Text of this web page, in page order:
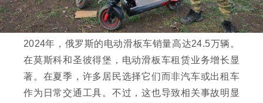
2024年，俄罗斯的电动滑板车销量高达24.5万辆。
在莫斯科和圣彼得堡，电动滑板车租赁业务增长显
著。在夏季，许多居民选择它们而非汽车或出租车
作为日常交通工具。不过，这也导致相关事故明显